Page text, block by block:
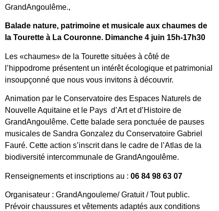
GrandAngoulême.,
Balade nature, patrimoine et musicale aux chaumes de
la Tourette à La Couronne. Dimanche 4 juin 15h-17h30
Les «chaumes» de la Tourette situées à côté de
l’hippodrome présentent un intérêt écologique et patrimonial
insoupçonné que nous vous invitons à découvrir.
Animation par le Conservatoire des Espaces Naturels de
Nouvelle Aquitaine et le Pays d’Art et d’Histoire de
GrandAngoulême. Cette balade sera ponctuée de pauses
musicales de Sandra Gonzalez du Conservatoire Gabriel
Fauré. Cette action s’inscrit dans le cadre de l’Atlas de la
biodiversité intercommunale de GrandAngoulême.
Renseignements et inscriptions au : 06 84 98 63 07
Organisateur : GrandAngouleme/ Gratuit / Tout public.
Prévoir chaussures et vêtements adaptés aux conditions